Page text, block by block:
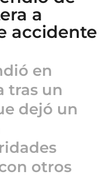
a
accidente
en
tras un
dejó un
otros